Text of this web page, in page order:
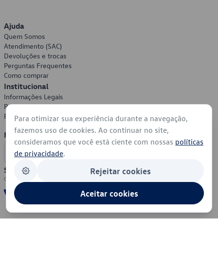
Ajuda
Quem Somos
Atendimento (SAC)
Devoluções e trocas
Perguntas Frequentes
Como comprar
Institucional
Informações Legais
Política de Privacidade
Política de Cookies
Formas de Pagamento
Segurança
Para otimizar sua experiência durante a navegação,
fazemos uso de cookies. Ao continuar no site,
consideramos que você está ciente com nossas políticas
de privacidade.
Rejeitar cookies
Aceitar cookies